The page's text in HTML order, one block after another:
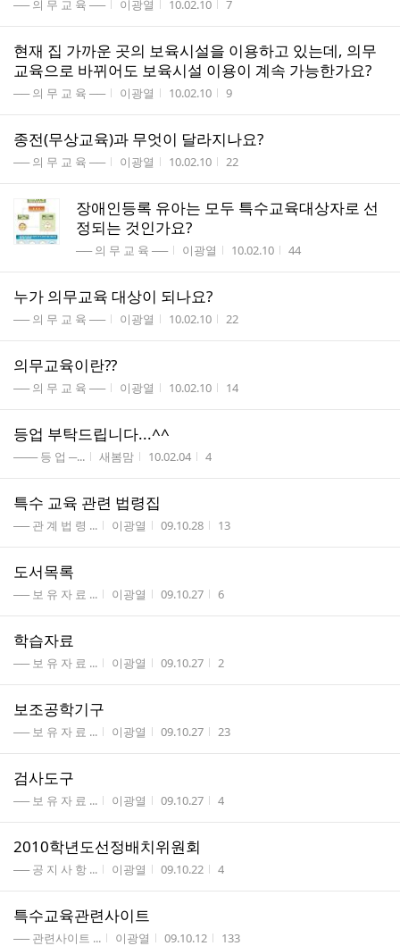
게시판명
── 의 무 교 육 ── 작성자
이광열 작성시간
10.02.10 조회수
7
현재 집 가까운 곳의 보육시설을 이용하고 있는데, 의무
교육으로 바뀌어도 보육시설 이용이 계속 가능한가요?
게시판명
── 의 무 교 육 ── 작성자
이광열 작성시간
10.02.10 조회수
9
종전(무상교육)과 무엇이 달라지나요?
게시판명
── 의 무 교 육 ── 작성자
이광열 작성시간
10.02.10 조회수
22
장애인등록 유아는 모두 특수교육대상자로 선
정되는 것인가요?
게시판명
── 의 무 교 육 ── 작성자
이광열 작성시간
10.02.10 조회수
44
누가 의무교육 대상이 되나요?
게시판명
── 의 무 교 육 ── 작성자
이광열 작성시간
10.02.10 조회수
22
의무교육이란??
게시판명
── 의 무 교 육 ── 작성자
이광열 작성시간
10.02.10 조회수
14
등업 부탁드립니다...^^
게시판명
─── 등 업 ─... 작성자
새봄맘 작성시간
10.02.04 조회수
4
특수 교육 관련 법령집
게시판명
── 관 계 법 령 ... 작성자
이광열 작성시간
09.10.28 조회수
13
도서목록
게시판명
── 보 유 자 료 ... 작성자
이광열 작성시간
09.10.27 조회수
6
학습자료
게시판명
── 보 유 자 료 ... 작성자
이광열 작성시간
09.10.27 조회수
2
보조공학기구
게시판명
── 보 유 자 료 ... 작성자
이광열 작성시간
09.10.27 조회수
23
검사도구
게시판명
── 보 유 자 료 ... 작성자
이광열 작성시간
09.10.27 조회수
4
2010학년도선정배치위원회
게시판명
── 공 지 사 항 ... 작성자
이광열 작성시간
09.10.22 조회수
4
특수교육관련사이트
게시판명
── 관련사이트 ... 작성자
이광열 작성시간
09.10.12 조회수
133